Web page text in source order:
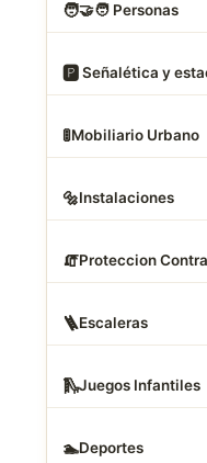
🧑‍🤝‍🧑 Personas
🅿 Señalética y
🚦Mobiliario Urbano
🔩Instalaciones
🧯Proteccion
🪜Escaleras
🛝Juegos Infantiles
🏊Deportes